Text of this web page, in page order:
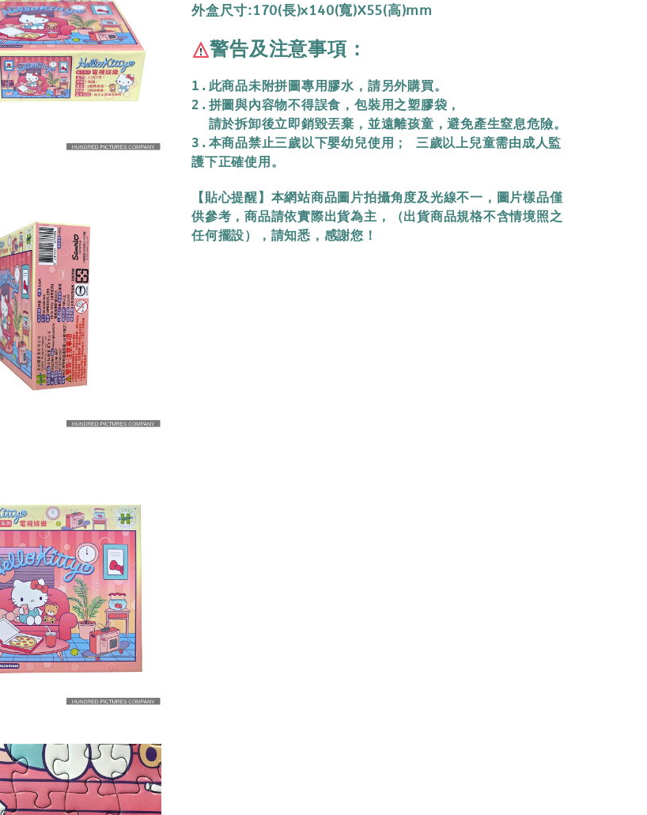
外盒尺寸:170(長)x140(寬)X55(高)mm
警告及注意事項：
1.此商品未附拼圖專用膠水，請另外購買。
2.拼圖與內容物不得誤食，包裝用之塑膠袋，
  請於拆卸後立即銷毀丟棄，
並遠離孩童，避免產生窒息危險。
3.本商品禁止三歲以下嬰幼兒使用； 三歲以上兒童需由成人監
護下正確使用。
【貼心提醒】本網站商品圖片拍攝角度及光線不一，圖片樣品僅
供參考，商品請依實際出貨為主，（出貨商品規格不含情境照之
任何擺設），請知悉，感謝您！